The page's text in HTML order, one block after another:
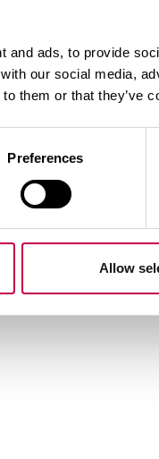
and ads, to provide
our social media,
them or that they’ve
Preferences
Allow
grila vidū
pelēka pelnu
tablešu.
Ar tēmu